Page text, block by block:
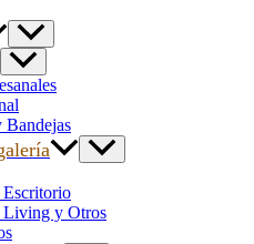
Bandejas
Escritorio
Living y Otros